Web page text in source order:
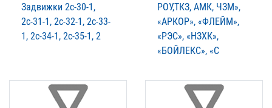
Задвижки 2с-30-1,
2с-31-1, 2с-32-1, 2с-33-
1, 2с-34-1, 2с-35-1, 2
РОУ,ТКЗ, АМК, ЧЗМ»,
«АРКОР», «ФЛЕЙМ»,
«РЭС», «НЗХК»,
«БОЙЛЕКС», «С